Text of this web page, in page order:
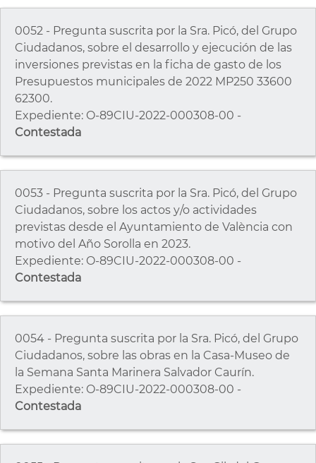
0052 - Pregunta suscrita por la Sra. Picó, del Grupo
Ciudadanos, sobre el desarrollo y ejecución de las
inversiones previstas en la ficha de gasto de los
Presupuestos municipales de 2022 MP250 33600
62300.
Expediente: O-89CIU-2022-000308-00 -
Contestada
0053 - Pregunta suscrita por la Sra. Picó, del Grupo
Ciudadanos, sobre los actos y/o actividades
previstas desde el Ayuntamiento de València con
motivo del Año Sorolla en 2023.
Expediente: O-89CIU-2022-000308-00 -
Contestada
0054 - Pregunta suscrita por la Sra. Picó, del Grupo
Ciudadanos, sobre las obras en la Casa-Museo de
la Semana Santa Marinera Salvador Caurín.
Expediente: O-89CIU-2022-000308-00 -
Contestada